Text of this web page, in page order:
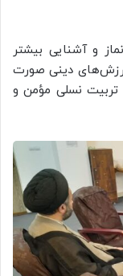
و آشنایی بیشتر
ارزش‌های دینی صورت
تربیت نسلی مؤمن و